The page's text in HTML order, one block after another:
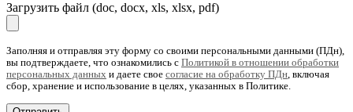
Загрузить файл (doc, docx, xls, xlsx, pdf)
Заполняя и отправляя эту форму со своими персональными данными (ПДн),
вы подтверждаете, что ознакомились с Политикой в отношении обработки
персональных данных и даете свое согласие на обработку ПДн, включая
сбор, хранение и использование в целях, указанных в Политике.